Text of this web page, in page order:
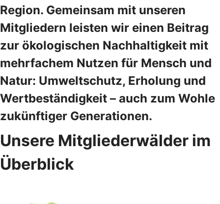
Region. Gemeinsam mit unseren
Mitgliedern leisten wir einen Beitrag
zur ökologischen Nachhaltigkeit mit
mehrfachem Nutzen für Mensch und
Natur: Umweltschutz, Erholung und
Wertbeständigkeit – auch zum Wohle
zukünftiger Generationen.
Unsere Mitgliederwälder im
Überblick